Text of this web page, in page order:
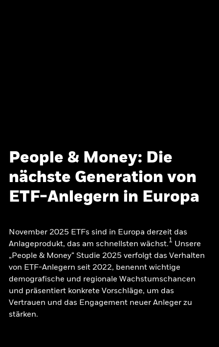
People & Money: Die
nächste Generation von
ETF-Anlegern in Europa
November 2025 ETFs sind in Europa derzeit das
Anlageprodukt, das am schnellsten wächst.1 Unsere
„People & Money“ Studie 2025 verfolgt das Verhalten
von ETF-Anlegern seit 2022, benennt wichtige
demografische und regionale Wachstumschancen
und präsentiert konkrete Vorschläge, um das
Vertrauen und das Engagement neuer Anleger zu
stärken.